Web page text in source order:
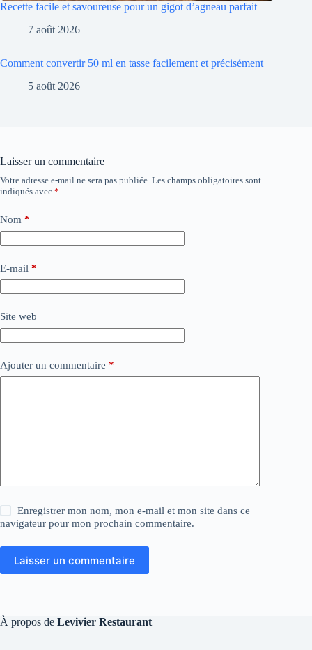
Recette facile et savoureuse pour un gigot d’agneau parfait
7 août 2026
Comment convertir 50 ml en tasse facilement et précisément
5 août 2026
Laisser un commentaire
Votre adresse e-mail ne sera pas publiée. Les champs obligatoires sont
indiqués avec *
Nom *
E-mail *
Site web
Ajouter un commentaire *
Enregistrer mon nom, mon e-mail et mon site dans ce
navigateur pour mon prochain commentaire.
Laisser un commentaire
À propos de Levivier Restaurant